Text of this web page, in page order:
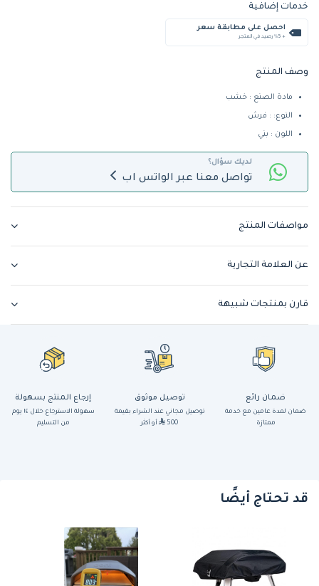
خدمات إضافية
احصل على مطابقة سعر
+ %5 رصيد في المتجر
وصف المنتج
مادة الصنع : خشب
النوع: : فرش
اللون : بني
لديك سؤال؟
تواصل معنا عبر الواتس اب
مواصفات المنتج
عن العلامة التجارية
قارن بمنتجات شبيهة
ضمان رائع
ضمان لمدة عامين مع خدمة
ممتازة
توصيل موثوق
توصيل مجاني عند الشراء بقيمة
500
أو أكثر
إرجاع المنتج بسهولة
سهولة الاسترجاع خلال ١٤ يوم
من التسليم
قد تحتاج أيضًا